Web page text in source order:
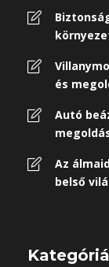
és
Autó
Az
belső